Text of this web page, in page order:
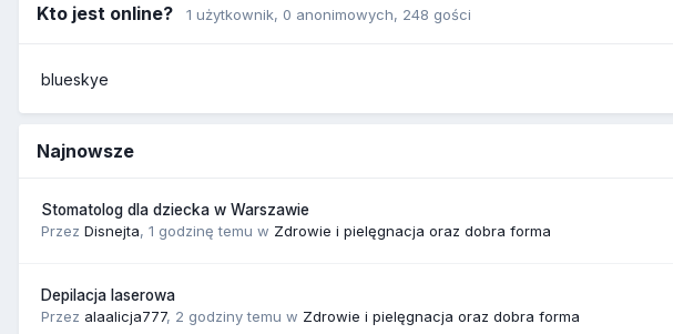
Kto jest online? 1 użytkownik, 0 anonimowych, 248 gości
blueskye
Najnowsze
Stomatolog dla dziecka w Warszawie
Przez Disnejta, 1 godzinę temu w Zdrowie i pielęgnacja oraz dobra forma
Depilacja laserowa
Przez alaalicja777, 2 godziny temu w Zdrowie i pielęgnacja oraz dobra forma